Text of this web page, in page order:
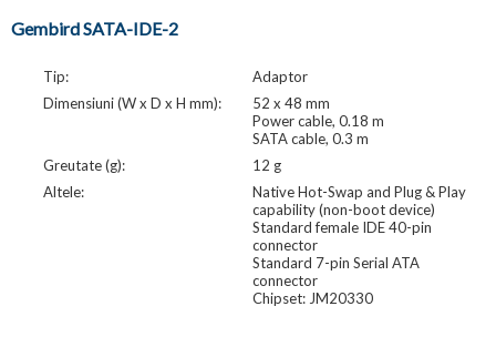
Gembird SATA-IDE-2
Tip:
Adaptor
Dimensiuni (W x D x H mm):
52 x 48 mm
Power cable, 0.18 m
SATA cable, 0.3 m
Greutate (g):
12 g
Altele:
Native Hot-Swap and Plug & Play
capability (non-boot device)
Standard female IDE 40-pin
connector
Standard 7-pin Serial ATA
connector
Chipset: JM20330